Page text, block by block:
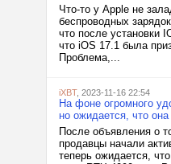
Что-то у Apple не
беспроводных
что после установки
что iOS 17.1 была
Проблема,...
iXBT, 2023-11-16 22:54
На фоне огромного
но ожидается, что
После объявления о
продавцы начали
теперь ожидается,